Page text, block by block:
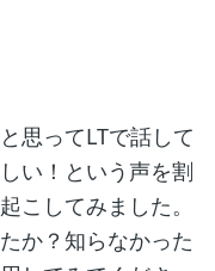
思ってLTで話して
い！という声を割
こしてみました。
か？知らなかった